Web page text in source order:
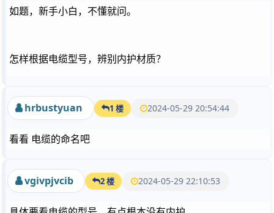
如题，新手小白，不懂就问。
怎样根据电缆型号，辨别内护材质？
hrbustyuan 1 楼 2024-05-29 20:54:44
看看 电缆的命名吧
vgivpjvcib 2 楼 2024-05-29 22:10:53